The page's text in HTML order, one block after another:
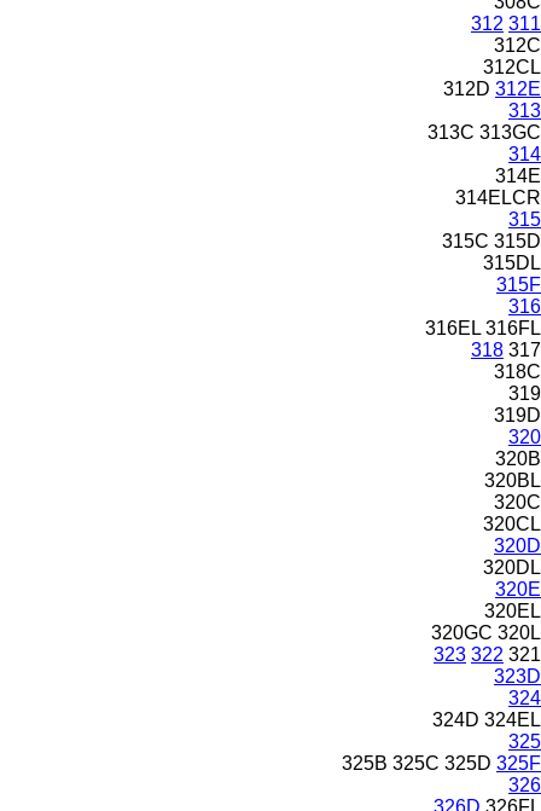
311
312
312C
312CL
312D 312E
313
313C 313GC
314
314E
314ELCR
315
315C 315D
315DL
315F
316
316EL 316FL
317
318
318C
319
319D
320
320B
320BL
320C
320CL
320D
320DL
320E
320EL
320GC 320L
321
322
323
323D
324
324D 324EL
325
325B 325C 325D 325F
326
326D 326FL